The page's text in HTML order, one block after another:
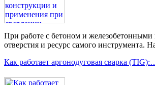
При работе с бетоном и железобетонными
отверстия и ресурс самого инструмента.
Как работает аргонодуговая сварка